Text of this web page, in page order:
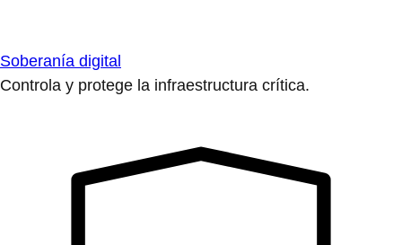
Soberanía digital
Controla y protege la infraestructura crítica.